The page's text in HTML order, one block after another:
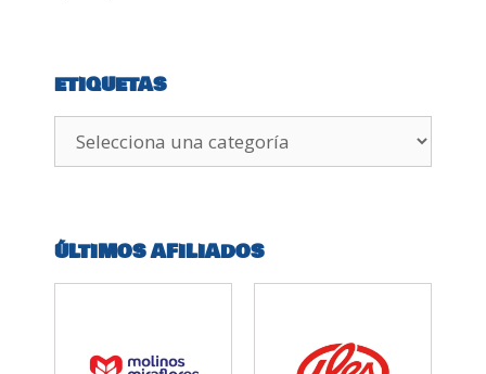
ETIQUETAS
ÚLTIMOS AFILIADOS